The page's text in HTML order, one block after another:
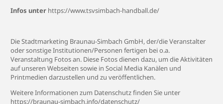
Infos unter https://www.tsvsimbach-handball.de/
Die Stadtmarketing Braunau-Simbach GmbH, der/die Veranstalter
oder sonstige Institutionen/Personen fertigen bei o.a.
Veranstaltung Fotos an. Diese Fotos dienen dazu, um die Aktivitäten
auf unseren Webseiten sowie in Social Media Kanälen und
Printmedien darzustellen und zu veröffentlichen.
Weitere Informationen zum Datenschutz finden Sie unter
https://braunau-simbach.info/datenschutz/